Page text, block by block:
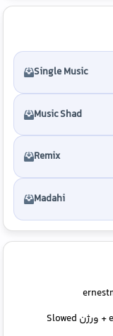
Single Music
Music Shad
Remix
Madahi